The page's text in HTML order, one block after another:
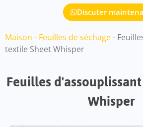
Discuter
Maison - Feuilles de séchage-
textile Sheet Whisper
Feuilles
Whisper